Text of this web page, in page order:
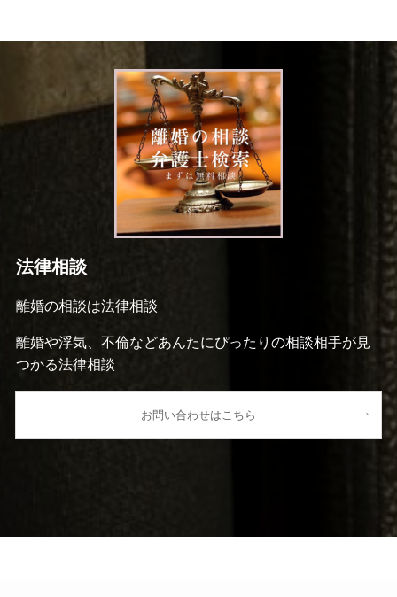
法律相談
離婚の相談は法律相談
離婚や浮気、不倫などあんたにぴったりの相談相手が見
つかる法律相談
お問い合わせはこちら